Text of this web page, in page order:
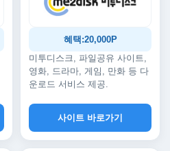
혜택:20,000P
미투디스크, 파일공유 사이트,
영화, 드라마, 게임, 만화 등 다
운로드 서비스 제공.
사이트 바로가기